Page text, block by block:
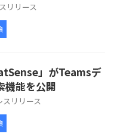
リリース
」がTeamsデ
機能を公開
スリリース